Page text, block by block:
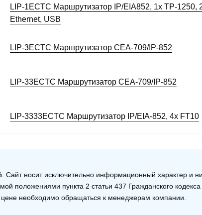
LIP-1ECTC Маршрутизатор IP/EIA852, 1x TP-1250,
Ethernet, USB
LIP-3ECTC Маршрутизатор CEA-709/IP-852
LIP-33ECTC Маршрутизатор CEA-709/IP-852
LIP-3333ECTC Маршрутизатор IP/EIA-852, 4x FT10
Сайт носит исключительно информационный характер и
положениями пункта 2 статьи 437 Гражданского
цене необходимо обращаться к менеджерам компании.